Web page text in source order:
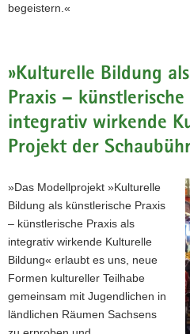
begeistern.«
»Kulturelle Bildung
Praxis – künstlerische
integrativ wirkende
Projekt der
»Das Modellprojekt »Kulturelle
Bildung als künstlerische Praxis
– künstlerische Praxis als
integrativ wirkende Kulturelle
Bildung« erlaubt es uns, neue
Formen kultureller Teilhabe
gemeinsam mit Jugendlichen in
ländlichen Räumen Sachsens